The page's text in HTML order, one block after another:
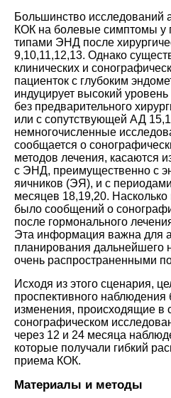
Большинство исследований
КОК на болевые симптомы у
типами ЭНД после
9,10,11,12,13. Однако
клинических и
пациенток с глубоким
индуцирует высокий уровень
без предварительного
или с сопутствующей АД 15,
немногочисленные
сообщается о
методов лечения, касаются
с ЭНД, преимущественно с
яичников (ЭЯ), и с
месяцев 18,19,20.
было сообщений о
после гормонального
Эта информация важна для
планирования дальнейшего
очень распространенными
Исходя из этого сценария,
проспективного наблюдения
изменения, происходящие в
сонографическом
через 12 и 24 месяца
которые получали гибкий
приема КОК.
Материалы и методы